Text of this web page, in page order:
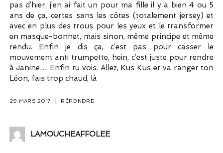
pas d’hier, j’en ai fait un pour ma fille il y a bien 4 ou 5
ans de ça, certes sans les côtes (totalement jersey) et
avec en plus des trous pour les yeux et le transformer
en masque-bonnet, mais sinon, même principe et même
rendu. Enfin je dis ça, c’est pas pour casser le
mouvement anti trumpette, hein, c’est juste pour rendre
à Janine… Enfin tu vois. Allez, Kus Kus et va ranger ton
Léon, fais trop chaud, là
29 MARS 2017 RÉPONDRE
LAMOUCHEAFFOLEE